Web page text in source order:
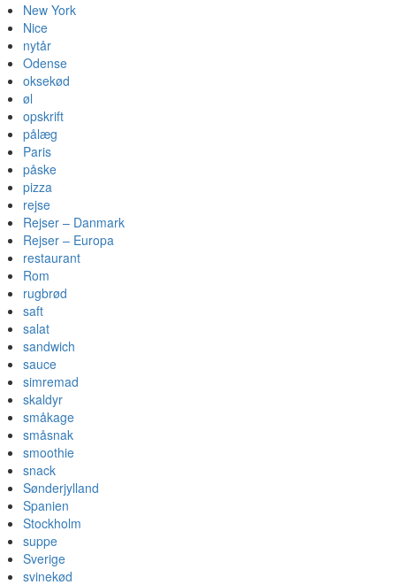
New York
Nice
nytår
Odense
oksekød
øl
opskrift
pålæg
Paris
påske
pizza
rejse
Rejser – Danmark
Rejser – Europa
restaurant
Rom
rugbrød
saft
salat
sandwich
sauce
simremad
skaldyr
småkage
småsnak
smoothie
snack
Sønderjylland
Spanien
Stockholm
suppe
Sverige
svinekød